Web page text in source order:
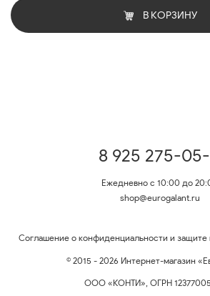
В КОРЗИНУ
8 925 275-05-
Ежедневно с 10:00 до
shop@eurogalant.ru
Соглашение о конфиденциальности и
© 2015 - 2026 Интернет-магазин
ООО «КОНТИ», ОГРН